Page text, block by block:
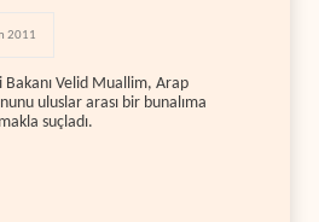
2011
Bakanı Velid Muallim, Arap
uluslar arası bir bunalıma
suçladı.